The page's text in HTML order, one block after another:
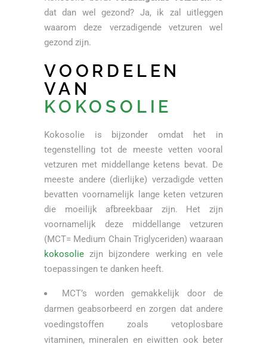
dat dan wel gezond? Ja, ik zal uitleggen
waarom deze verzadigende vetzuren wel
gezond zijn.
VOORDELEN
VAN
KOKOSOLIE
Kokosolie is bijzonder omdat het in
tegenstelling tot de meeste vetten vooral
vetzuren met middellange ketens bevat. De
meeste andere (dierlijke) verzadigde vetten
bevatten voornamelijk lange keten vetzuren
die moeilijk afbreekbaar zijn. Het zijn
voornamelijk deze middellange vetzuren
(MCT= Medium Chain Triglyceriden) waaraan
kokosolie zijn bijzondere werking en vele
toepassingen te danken heeft.
MCT’s worden gemakkelijk door de
darmen geabsorbeerd en zorgen dat andere
voedingstoffen zoals vetoplosbare
vitaminen, mineralen en eiwitten ook beter